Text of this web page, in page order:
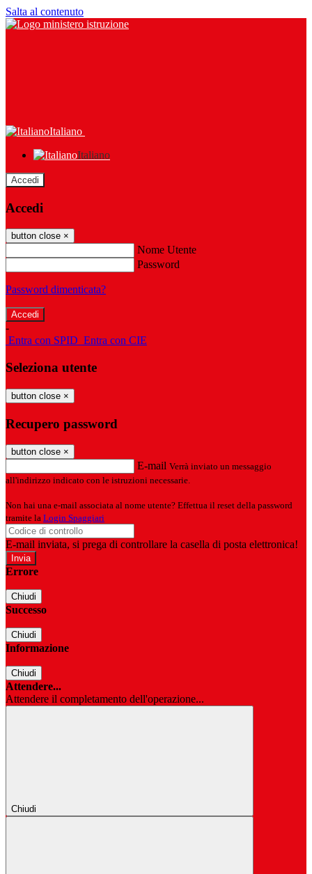
Salta al contenuto
Italiano
Italiano
Accedi
Accedi
button close ×
Nome Utente
Password
Password dimenticata?
-
Entra con SPID Entra con CIE
Seleziona utente
button close ×
Recupero password
button close ×
E-mail Verrà inviato un messaggio
all'indirizzo indicato con le istruzioni necessarie.
Non hai una e-mail associata al nome utente? Effettua il reset della password
tramite la Login Spaggiari
E-mail inviata, si prega di controllare la casella di posta elettronica!
Errore
Chiudi
Successo
Chiudi
Informazione
Chiudi
Attendere...
Attendere il completamento dell'operazione...
Chiudi